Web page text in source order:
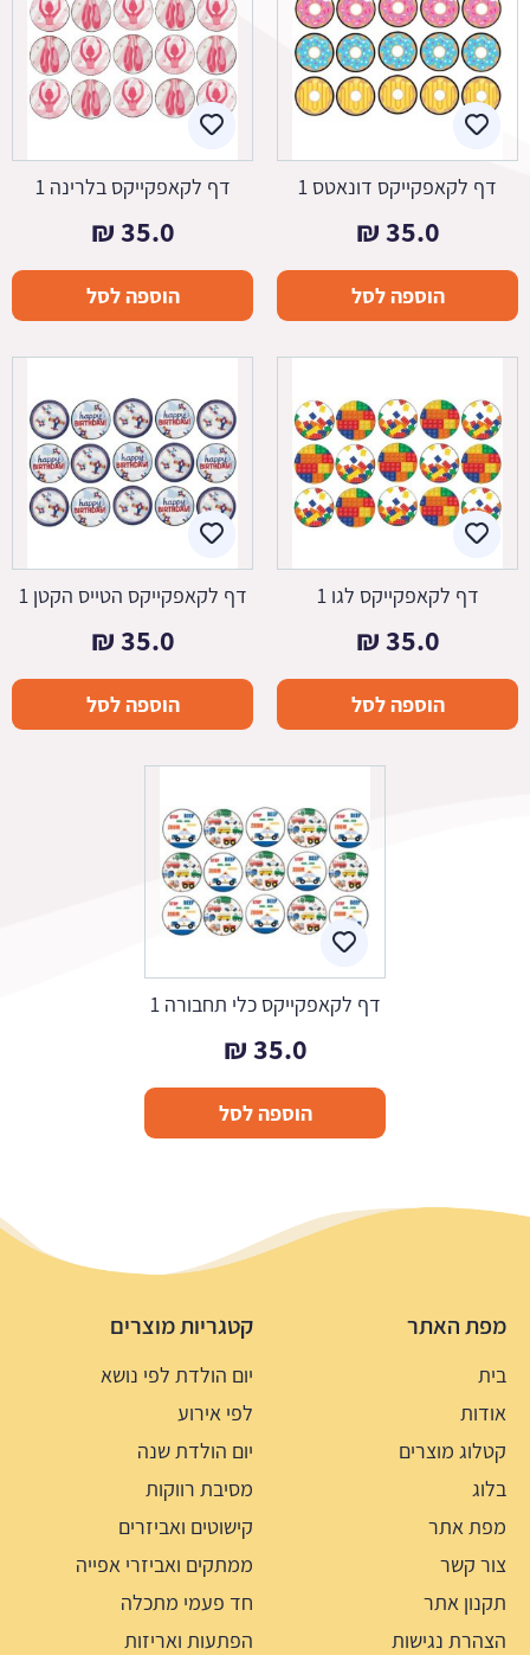
דף לקאפקייקס דונאטס 1
35.0
₪
הוספה לסל
דף לקאפקייקס בלרינה 1
35.0
₪
הוספה לסל
דף לקאפקייקס לגו 1
35.0
₪
הוספה לסל
דף לקאפקייקס הטייס הקטן 1
35.0
₪
הוספה לסל
דף לקאפקייקס כלי תחבורה 1
35.0
₪
הוספה לסל
מפת האתר
בית
אודות
קטלוג מוצרים
בלוג
מפת אתר
צור קשר
תקנון אתר
הצהרת נגישות
קטגריות מוצרים
יום הולדת לפי נושא
לפי אירוע
יום הולדת שנה
מסיבת רווקות
קישוטים ואביזרים
ממתקים ואביזרי אפייה
חד פעמי מתכלה
הפתעות ואריזות